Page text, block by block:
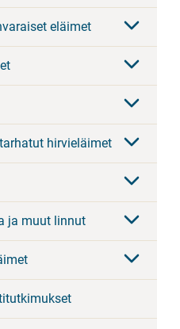
eläimet
hirvieläimet
ja muut linnut